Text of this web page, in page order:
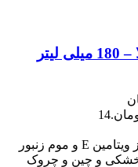
تومان
14
این کرم با ترکیب روغن جوانه گندم غنی از ویتامین E و موم زنبور
خشکی و چین و چروک